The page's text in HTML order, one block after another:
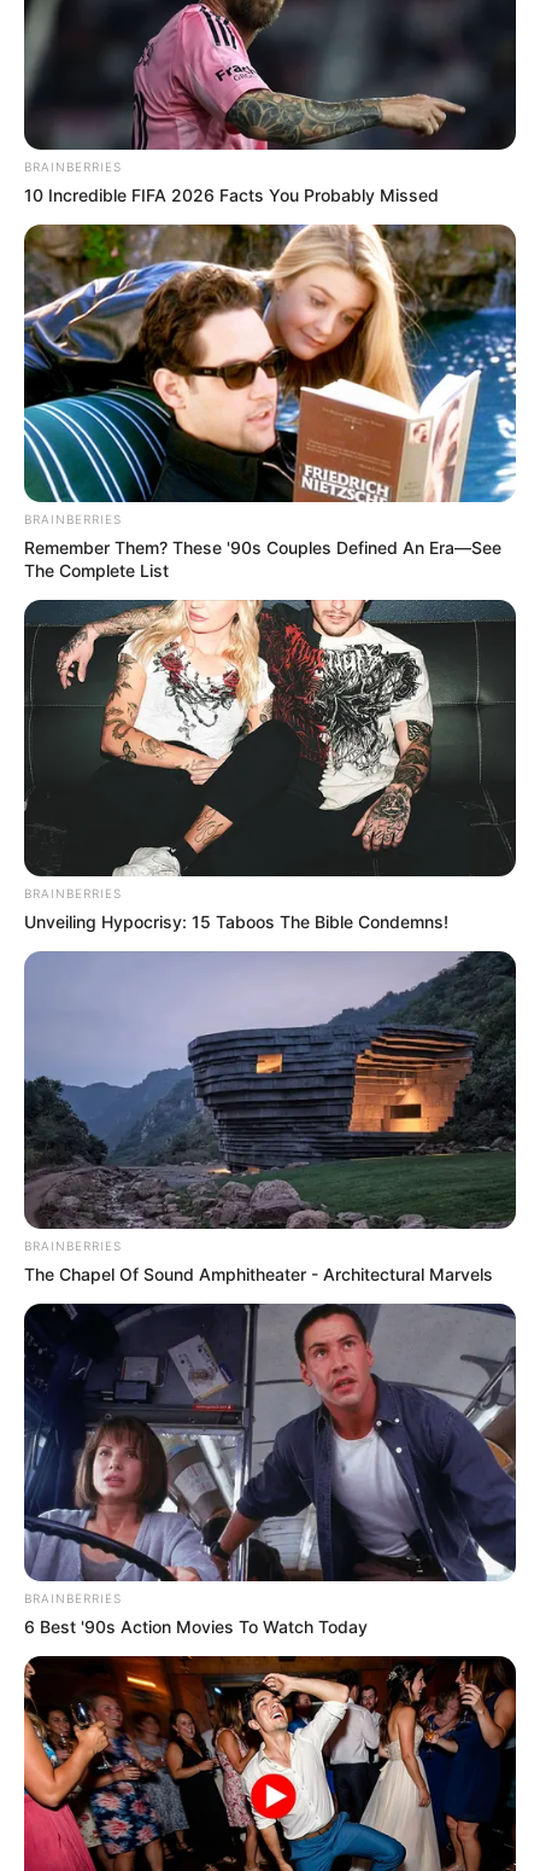
BRAINBERRIES
10 Incredible FIFA 2026 Facts You Probably Missed
BRAINBERRIES
Remember Them? These '90s Couples Defined An Era—See
The Complete List
BRAINBERRIES
Unveiling Hypocrisy: 15 Taboos The Bible Condemns!
BRAINBERRIES
The Chapel Of Sound Amphitheater - Architectural Marvels
BRAINBERRIES
6 Best '90s Action Movies To Watch Today